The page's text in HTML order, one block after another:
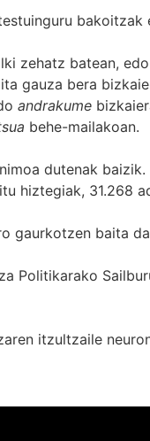
zehatz batean,
gauza bera
andrakume
behe-mailakoan.
dutenak
hiztegiak, 31.268
gaurkotzen baita
Politikarako
itzultzaile